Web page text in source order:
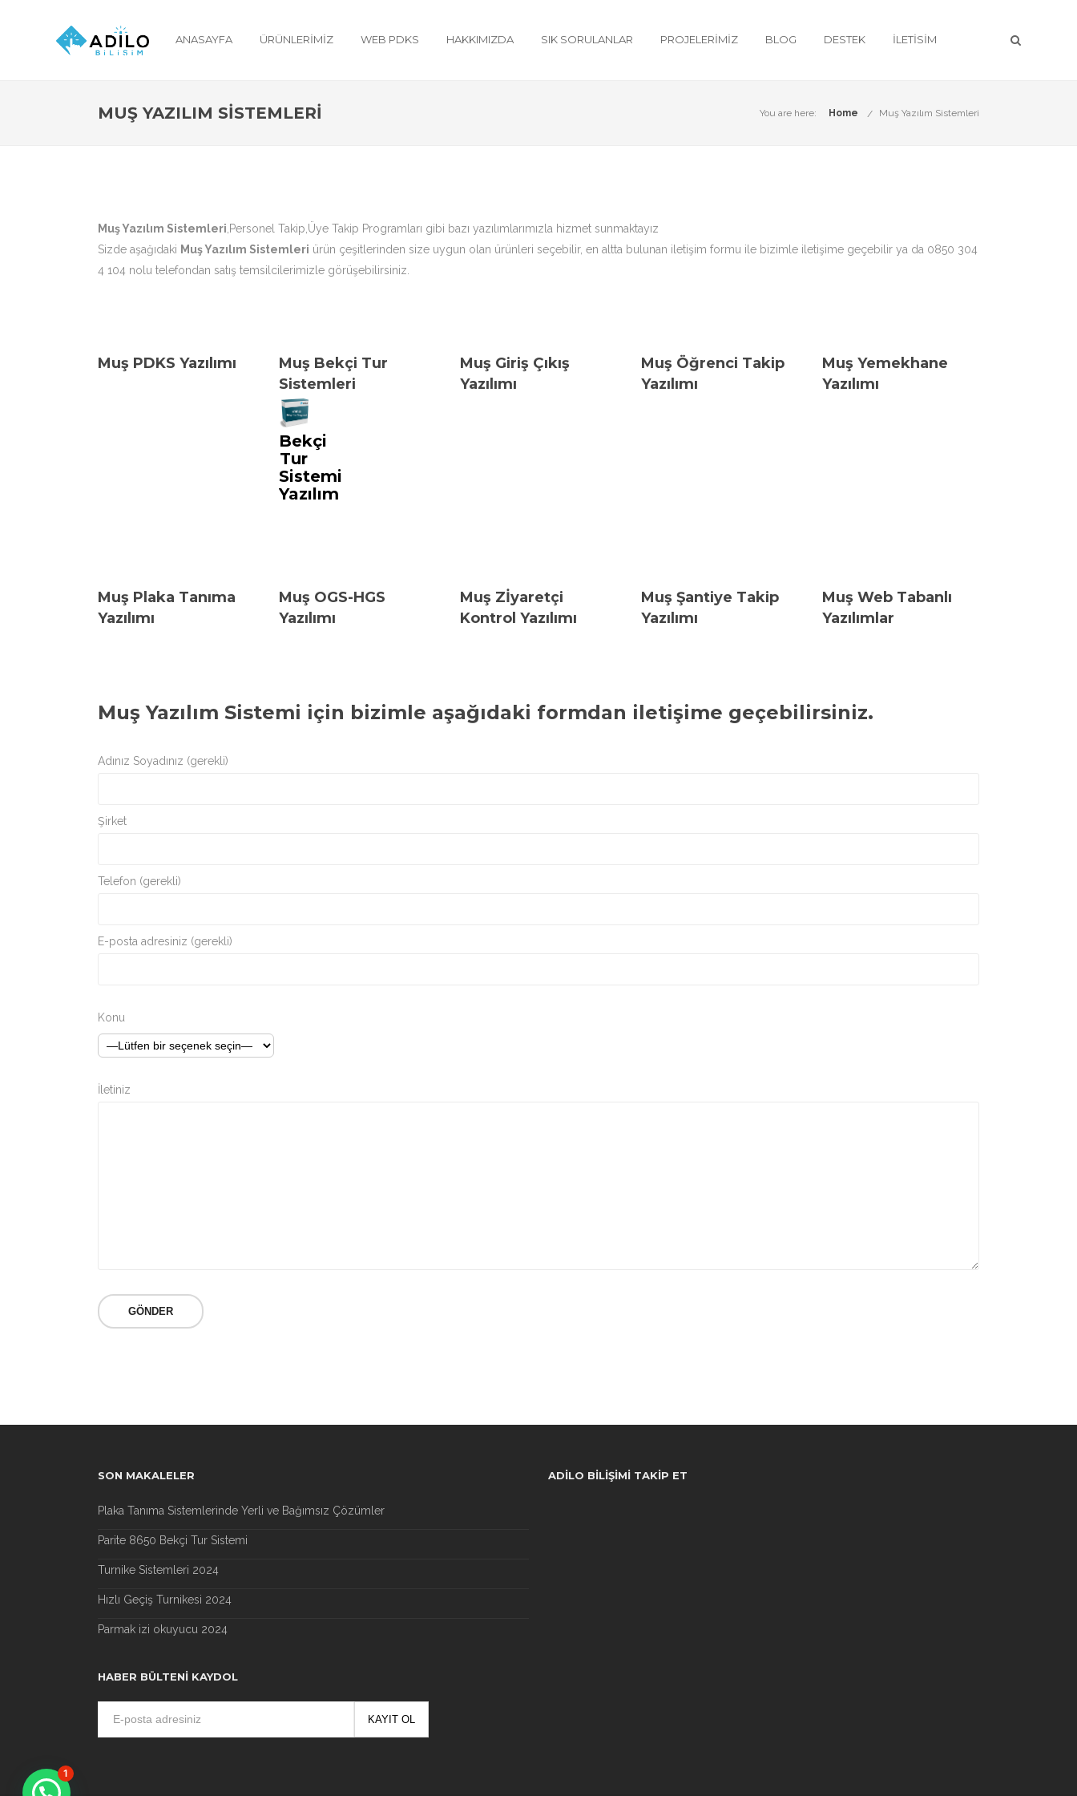
ANASAYFA ÜRÜNLERIMIZ WEB PDKS HAKKIMIZDA SIK SORULANLAR PROJELERIMIZ BLOG DESTEK İLETISIM
MUŞ YAZILIM SISTEMLERI You are here: Home Muş Yazılım Sistemleri
Muş Yazılım Sistemleri ,Personel Takip,Üye Takip Programları gibi bazı yazılımlarımızla hizmet sunmaktayız
Sizde aşağıdaki Muş Yazılım Sistemleri ürün çeşitlerinden size uygun olan ürünleri seçebilir, en altta bulunan iletişim formu ile bizimle iletişime geçebilir ya da 0850 304
4 104 nolu telefondan satış temsilcilerimizle görüşebilirsiniz.
Muş PDKS Yazılımı
Muş Bekçi Tur
Sistemleri
Bekçi
Tur
Sistemi
Yazılım
Muş Giriş Çıkış
Yazılımı
Muş Öğrenci Takip
Yazılımı
Muş Yemekhane
Yazılımı
Muş Plaka Tanıma
Yazılımı
Muş OGS-HGS
Yazılımı
Muş Zİyaretçi
Kontrol Yazılımı
Muş Şantiye Takip
Yazılımı
Muş Web Tabanlı
Yazılımlar
Muş Yazılım Sistemi için bizimle aşağıdaki formdan iletişime geçebilirsiniz.
Adınız Soyadınız (gerekli)
Şirket
Telefon (gerekli)
E-posta adresiniz (gerekli)
Konu
İletiniz
SON MAKALELER
Plaka Tanıma Sistemlerinde Yerli ve Bağımsız Çözümler
Parite 8650 Bekçi Tur Sistemi
Turnike Sistemleri 2024
Hızlı Geçiş Turnikesi 2024
Parmak izi okuyucu 2024
HABER BÜLTENI KAYDOL
ADILO BILIŞIMI TAKIP ET
1